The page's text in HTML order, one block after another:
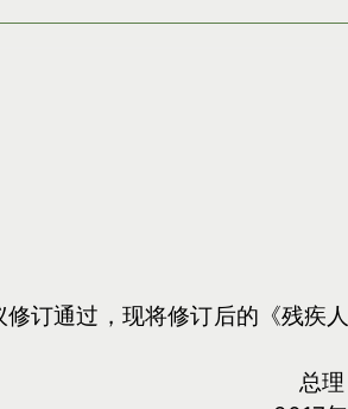
修订通过，现将修订后的《残疾
总